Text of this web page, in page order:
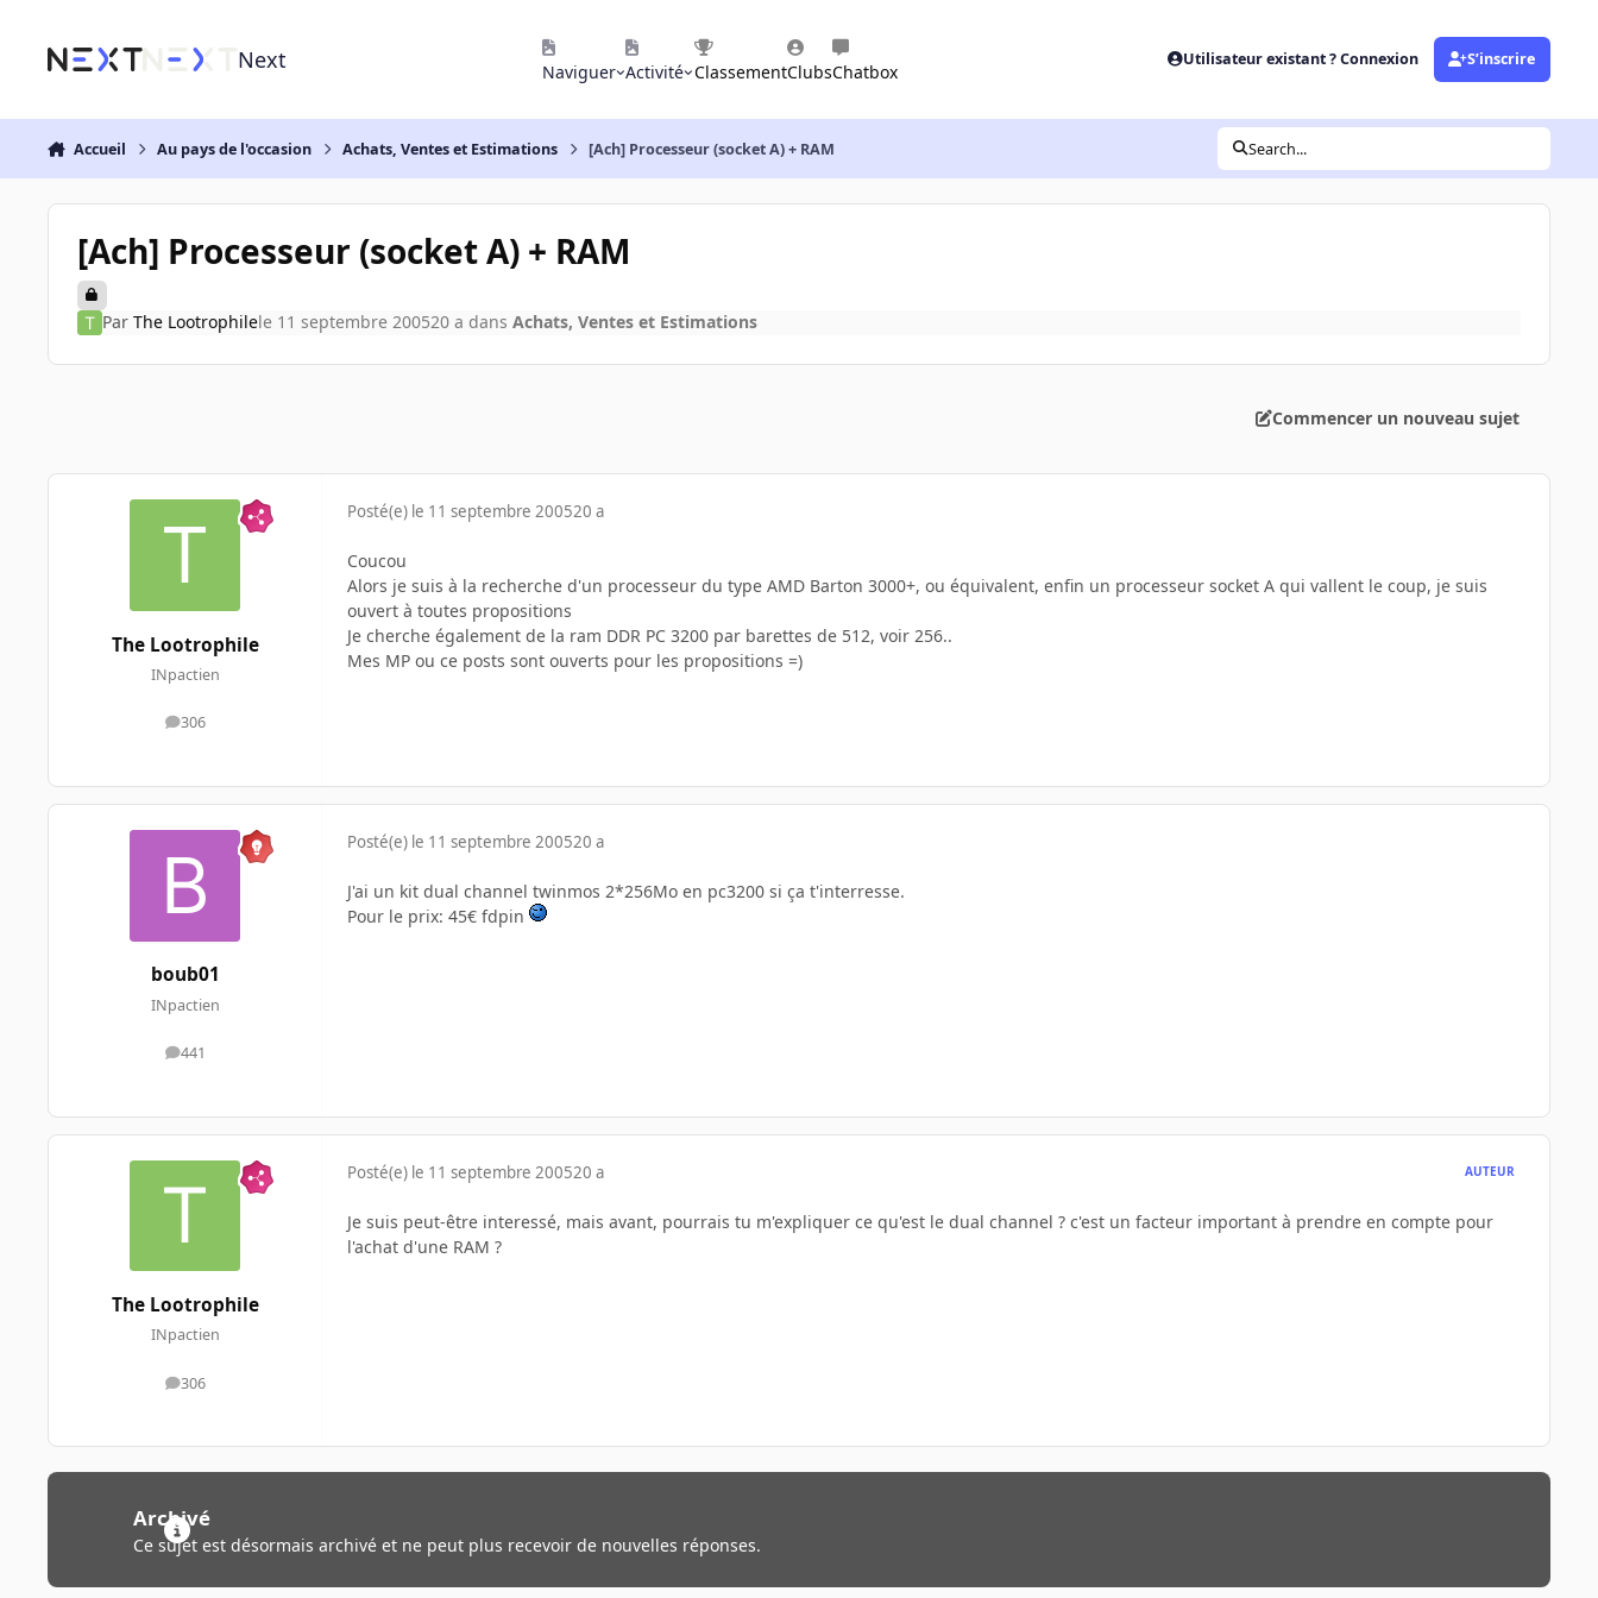
Next Naviguer Activité ClassementClubsChatbox
Utilisateur existant ? Connexion S’inscrire
Accueil Au pays de l'occasion Achats, Ventes et Estimations [Ach] Processeur (socket A) + RAM Search...
[Ach] Processeur (socket A) + RAM
Par The Lootrophilele 11 septembre 200520 a dans Achats, Ventes et Estimations
Commencer un nouveau sujet
The Lootrophile
INpactien
306
messages
Posté(e) le 11 septembre 200520 a
Coucou
Alors je suis à la recherche d'un processeur du type AMD Barton 3000+, ou équivalent, enfin un processeur socket A qui vallent le coup, je suis
ouvert à toutes propositions
Je cherche également de la ram DDR PC 3200 par barettes de 512, voir 256..
Mes MP ou ce posts sont ouverts pour les propositions =)
boub01
INpactien
441
messages
Posté(e) le 11 septembre 200520 a
J'ai un kit dual channel twinmos 2*256Mo en pc3200 si ça t'interresse.
Pour le prix: 45€ fdpin
The Lootrophile
INpactien
306
messages
Posté(e) le 11 septembre 200520 a AUTEUR
Je suis peut-être interessé, mais avant, pourrais tu m'expliquer ce qu'est le dual channel ? c'est un facteur important à prendre en compte pour
l'achat d'une RAM ?
Archivé
Ce sujet est désormais archivé et ne peut plus recevoir de nouvelles réponses.